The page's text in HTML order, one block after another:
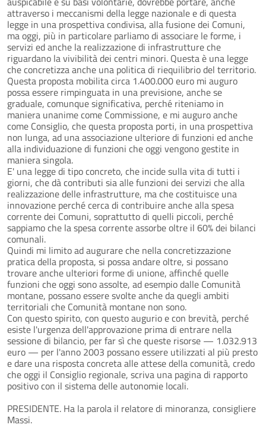
attraverso i meccanismi della legge nazionale e di questa
legge in una prospettiva condivisa, alla fusione dei Comuni,
ma oggi, più in particolare parliamo di associare le forme, i
servizi ed anche la realizzazione di infrastrutture che
riguardano la vivibilità dei centri minori. Questa è una legge
che concretizza anche una politica di riequilibrio del territorio.
Questa proposta mobilita circa 1.400.000 euro mi auguro
possa essere rimpinguata in una previsione, anche se
graduale, comunque significativa, perché riteniamo in
maniera unanime come Commissione, e mi auguro anche
come Consiglio, che questa proposta porti, in una prospettiva
non lunga, ad una associazione ulteriore di funzioni ed anche
alla individuazione di funzioni che oggi vengono gestite in
maniera singola.
E' una legge di tipo concreto, che incide sulla vita di tutti i
giorni, che dà contributi sia alle funzioni dei servizi che alla
realizzazione delle infrastrutture, ma che costituisce una
innovazione perché cerca di contribuire anche alla spesa
corrente dei Comuni, soprattutto di quelli piccoli, perché
sappiamo che la spesa corrente assorbe oltre il 60% dei bilanci
comunali.
Quindi mi limito ad augurare che nella concretizzazione
pratica della proposta, si possa andare oltre, si possano
trovare anche ulteriori forme di unione, affinché quelle
funzioni che oggi sono assolte, ad esempio dalle Comunità
montane, possano essere svolte anche da quegli ambiti
territoriali che Comunità montane non sono.
Con questo spirito, con questo augurio e con brevità, perché
esiste l'urgenza dell'approvazione prima di entrare nella
sessione di bilancio, per far sì che queste risorse — 1.032.913
euro — per l'anno 2003 possano essere utilizzati al più presto
e dare una risposta concreta alle attese della comunità, credo
che oggi il Consiglio regionale, scriva una pagina di rapporto
positivo con il sistema delle autonomie locali.
PRESIDENTE. Ha la parola il relatore di minoranza, consigliere
Massi.